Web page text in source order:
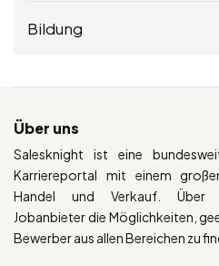
Bildung
Über uns
Salesknight ist eine
Karriereportal mit einem
Handel und Verkauf. Über
Jobanbieter die Möglichkeiten,
Bewerber aus allen Bereichen zu